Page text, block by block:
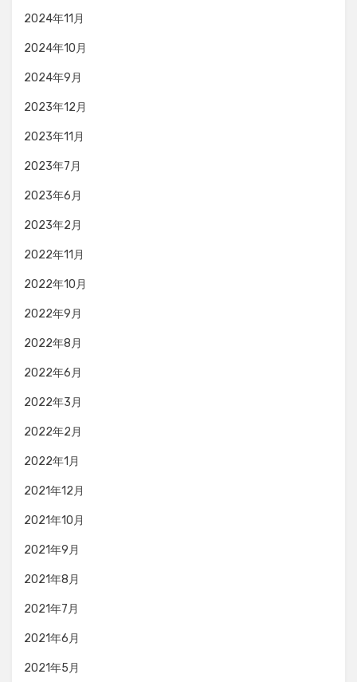
2024年11月
2024年10月
2024年9月
2023年12月
2023年11月
2023年7月
2023年6月
2023年2月
2022年11月
2022年10月
2022年9月
2022年8月
2022年6月
2022年3月
2022年2月
2022年1月
2021年12月
2021年10月
2021年9月
2021年8月
2021年7月
2021年6月
2021年5月